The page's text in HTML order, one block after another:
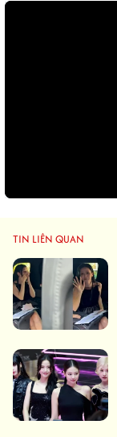
TIN LIÊN QUAN